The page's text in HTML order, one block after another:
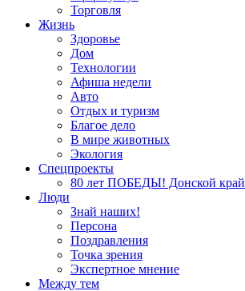
Торговля
Жизнь
Здоровье
Дом
Технологии
Афиша недели
Авто
Отдых и туризм
Благое дело
В мире животных
Экология
Спецпроекты
80 лет ПОБЕДЫ! Донской край
Люди
Знай наших!
Персона
Поздравления
Точка зрения
Экспертное мнение
Между тем